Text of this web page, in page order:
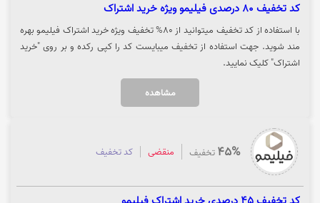
کد تخفیف 80 درصدی فیلیمو ویژه خرید اشتراک
با استفاده از کد تخفیف میتوانید از 80% تخفیف ویژه خرید اشتراک فیلیمو بهره
مند شوید. جهت استفاده از تخفیف میبایست کد را کپی رکده و بر روی "خرید
اشتراک" کلیک نمایید.
مشاهده
45% تخفیف منقضی کد تخفیف